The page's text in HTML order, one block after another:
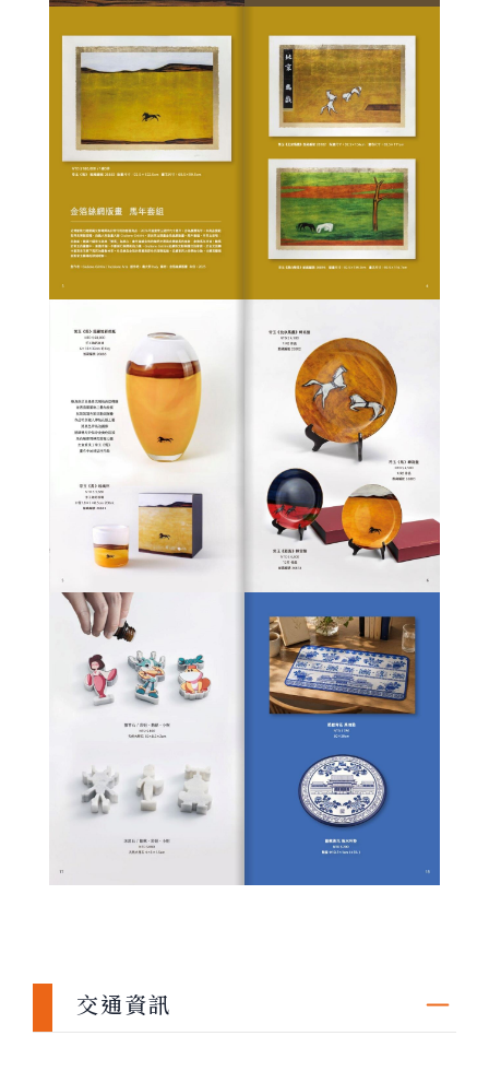
交通資訊